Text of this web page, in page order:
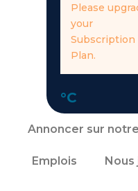
Please
your
Subscription
Plan.
°C
Annoncer sur
Emplois